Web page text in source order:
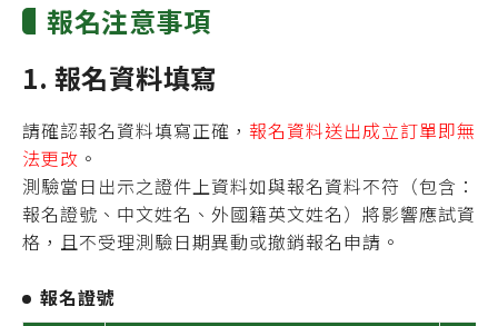
報名注意事項
1. 報名資料填寫
請確認報名資料填寫正確， 報名資料送出成立訂單即無
法更改 。
測驗當日出示之證件上資料如與報名資料不符（包含：
報名證號、中文姓名、外國籍英文姓名）將影響應試資
格，且不受理測驗日期異動或撤銷報名申請。
報名證號